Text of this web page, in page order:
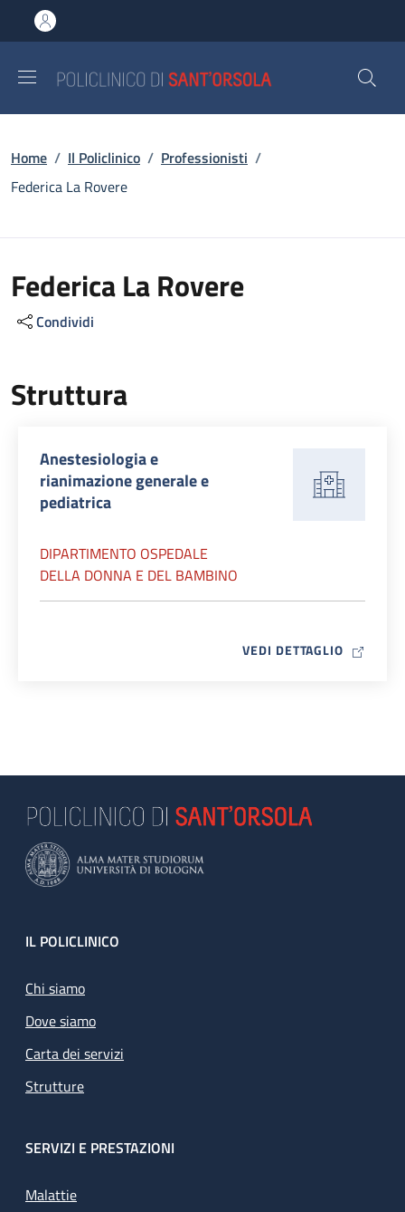
al contenuto principale
to footer content
Briciole di pane
Home / Il Policlinico / Professionisti /
Federica La Rovere
Federica La Rovere
Condividi
Struttura
Anestesiologia e
rianimazione generale e
pediatrica
DIPARTIMENTO OSPEDALE
DELLA DONNA E DEL BAMBINO
VEDI DETTAGLIO MAP ICON
Footer
IL POLICLINICO
Chi siamo
Dove siamo
Carta dei servizi
Strutture
SERVIZI E PRESTAZIONI
Malattie